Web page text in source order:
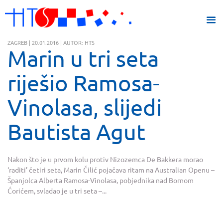
ZAGREB | 20.01.2016 | AUTOR: HTS
Marin u tri seta
riješio Ramosa-
Vinolasa, slijedi
Bautista Agut
Nakon što je u prvom kolu protiv Nizozemca De Bakkera morao
‘raditi’ četiri seta, Marin Čilić pojačava ritam na Australian Openu –
Španjolca Alberta Ramosa-Vinolasa, pobjednika nad Bornom
Ćorićem, svladao je u tri seta –...